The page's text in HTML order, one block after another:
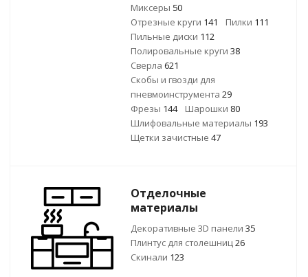
Миксеры 50
Отрезные круги 141 Пилки 111
Пильные диски 112
Полировальные круги 38
Сверла 621
Скобы и гвозди для
пневмоинструмента 29
Фрезы 144 Шарошки 80
Шлифовальные материалы 193
Щетки зачистные 47
Отделочные
материалы
Декоративные 3D панели 35
Плинтус для столешниц26
Скинали 123